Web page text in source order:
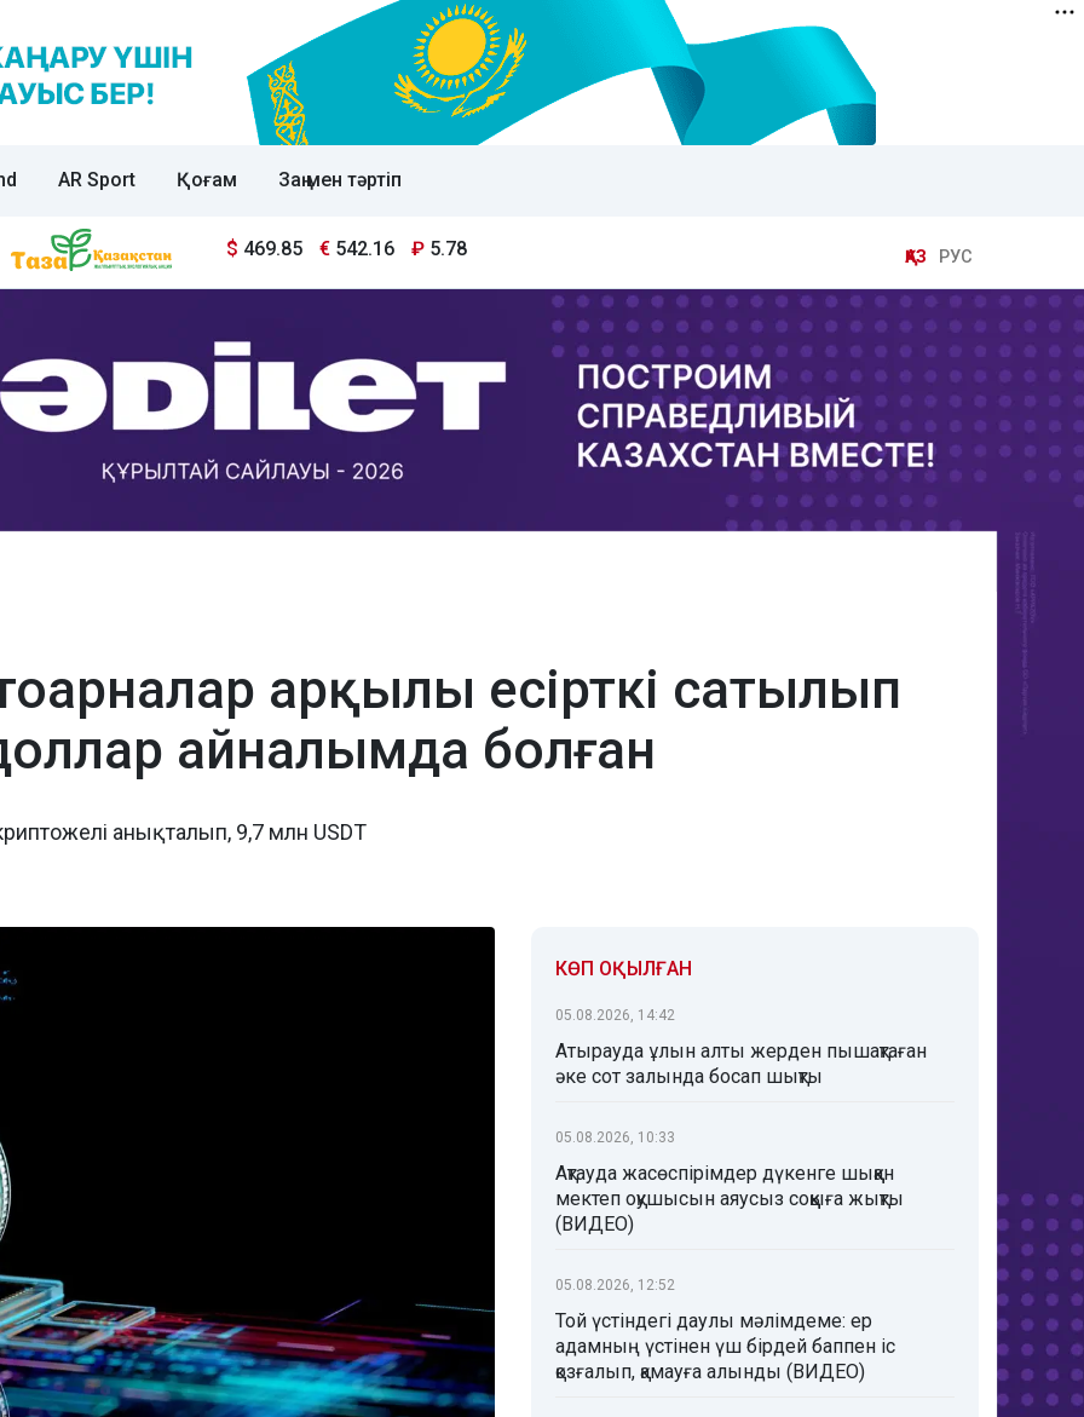
AR Sport Қоғам Заң мен тәртіп
$ 469.85 € 542.16 ₽ 5.78 ҚАЗ РУС
арқылы есірткі сатылып
айналымда болған
анықталып, 9,7 млн USDT
КӨП ОҚЫЛҒАН
05.08.2026, 14:42
Атырауда ұлын алты жерден пышақтаған
әке сот залында босап шықты
05.08.2026, 10:33
Ақтауда жасөспірімдер дүкенге шыққан
мектеп оқушысын аяусыз соққыға жықты
(ВИДЕО)
05.08.2026, 12:52
Той үстіндегі даулы мәлімдеме: ер
адамның үстінен үш бірдей баппен іс
қозғалып, қамауға алынды (ВИДЕО)